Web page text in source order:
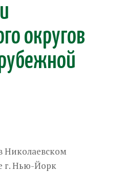
округов
Николаевском
г. Нью-Йорк